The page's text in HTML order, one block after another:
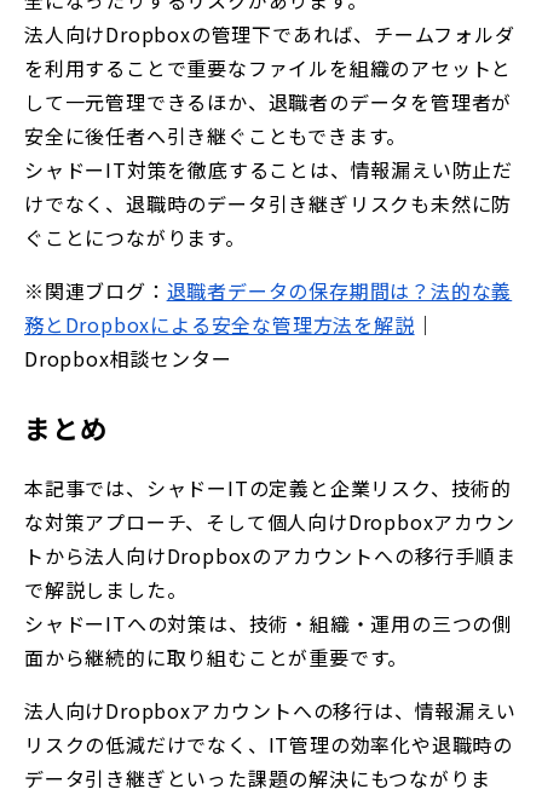
法人向けDropboxの管理下であれば、チームフォルダ
を利用することで重要なファイルを組織のアセットと
して一元管理できるほか、退職者のデータを管理者が
安全に後任者へ引き継ぐこともできます。
シャドーIT対策を徹底することは、情報漏えい防止だ
けでなく、退職時のデータ引き継ぎリスクも未然に防
ぐことにつながります。
※関連ブログ： 退職者データの保存期間は？法的な義
務とDropboxによる安全な管理方法を解説 ｜
Dropbox相談センター
まとめ
本記事では、シャドーITの定義と企業リスク、技術的
な対策アプローチ、そして個人向けDropboxアカウン
トから法人向けDropboxのアカウントへの移行手順ま
で解説しました。
シャドーITへの対策は、技術・組織・運用の三つの側
面から継続的に取り組むことが重要です。
法人向けDropboxアカウントへの移行は、情報漏えい
リスクの低減だけでなく、IT管理の効率化や退職時の
データ引き継ぎといった課題の解決にもつながりま